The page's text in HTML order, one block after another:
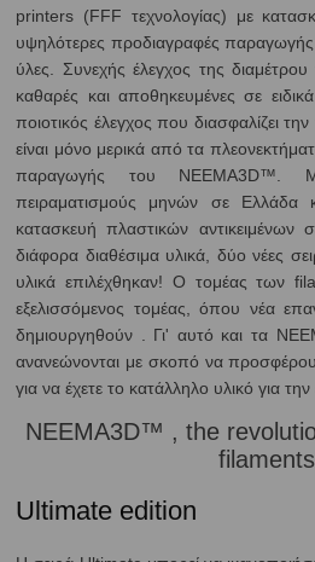
printers (FFF τεχνολογίας) με
υψηλότερες προδιαγραφές παραγωγής
ύλες. Συνεχής έλεγχος της
καθαρές και αποθηκευμένες σε
ποιοτικός έλεγχος που διασφαλίζει
είναι μόνο μερικά από τα
παραγωγής του NEEMA3D™.
πειραματισμούς μηνών σε Ελλάδα
κατασκευή πλαστικών
διάφορα διαθέσιμα υλικά, δύο νέες
υλικά επιλέχθηκαν! Ο τομέας των
εξελισσόμενος τομέας, όπου νέα
δημιουργηθούν . Γι' αυτό και τα
ανανεώνονται με σκοπό να
για να έχετε το κατάλληλο υλικό για
NEEMA3D™ , the
Ultimate edition